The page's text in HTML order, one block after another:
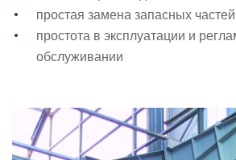
простая замена запасных частей
простота в эксплуатации и
обслуживании